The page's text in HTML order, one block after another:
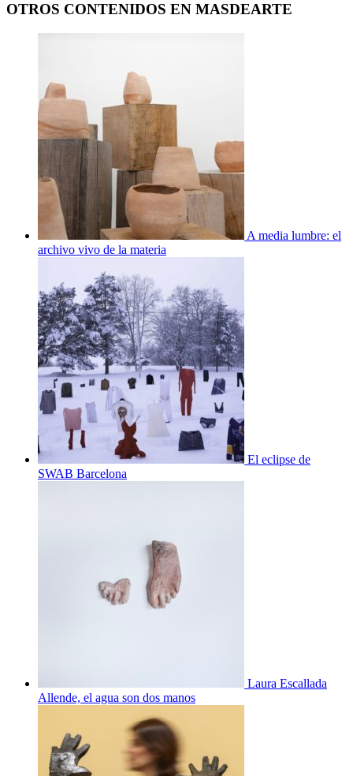
OTROS CONTENIDOS EN MASDEARTE
A media lumbre: el
archivo vivo de la materia
El eclipse de
SWAB Barcelona
Laura Escallada
Allende, el agua son dos manos